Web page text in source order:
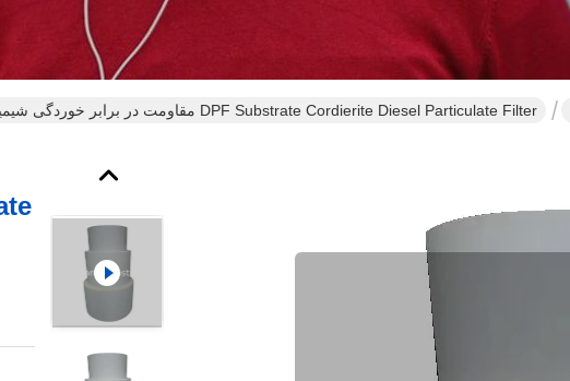
DPF Substrate Cordierite Diesel Particulate Filter مقاومت در برابر خوردگی شیمیایی